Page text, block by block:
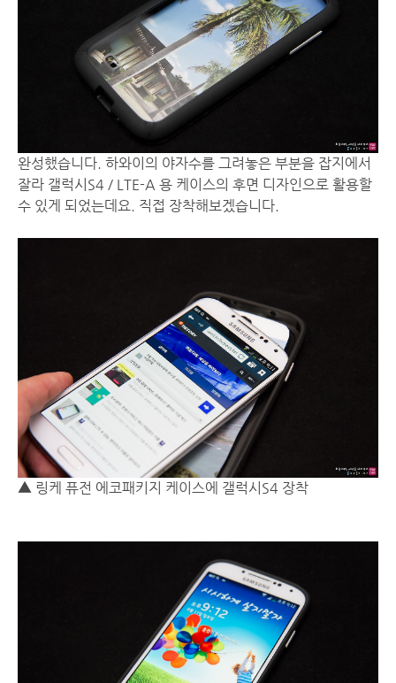
완성했습니다. 하와이의 야자수를 그려놓은 부분을 잡지에서
잘라 갤럭시S4 / LTE-A 용 케이스의 후면 디자인으로 활용할
수 있게 되었는데요. 직접 장착해보겠습니다.
▲ 링케 퓨전 에코패키지 케이스에 갤럭시S4 장착